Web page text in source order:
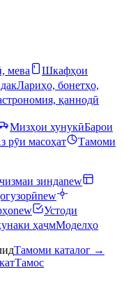
мева
Шкафҳои
Лариҳо, бонетҳо,
қаннодӣ
Мизҳои хунукӣБарои
рӯи масоҳат
Тамоми
зиндаnew
new
new
Устоди
ҳаҷмМоделҳо
Тамоми каталог →
Тамос